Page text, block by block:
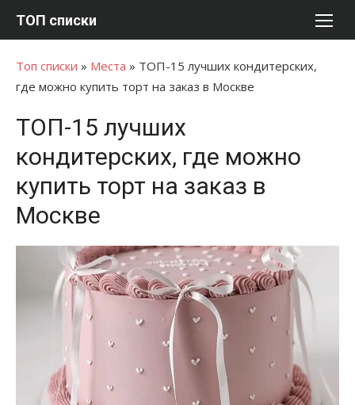
ТОП списки
Топ списки » Места » ТОП-15 лучших кондитерских,
где можно купить торт на заказ в Москве
ТОП-15 лучших
кондитерских, где можно
купить торт на заказ в
Москве